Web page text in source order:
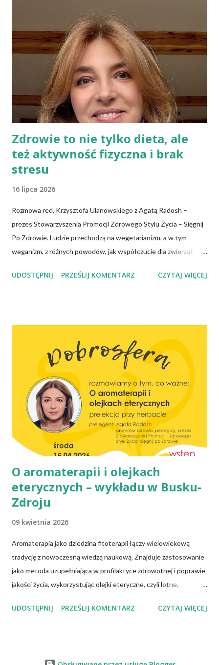
Wiele podobnych w treści informacji znajduje się także w
Internecie. Można spotkać nawet specjalistów, którzy mają
kompletnie odmienne spojrzenie na ten sam problem. To budzi
niepewność i brak zaufania do instytucji służby zdrowia, bowiem
społeczeństwo oczekuje konkretnych, jednolitych zaleceń.
Trzeba pamiętać, że każdego roku towarzystwa naukowe czy
grupy robocze z różnych dziedzin publikują...
Zdrowie to nie tylko dieta, ale
też aktywność fizyczna i brak
stresu
16 lipca 2026
Rozmowa red. Krzysztofa Ulanowskiego z Agatą Radosh –
prezes Stowarzyszenia Promocji Zdrowego Stylu Życia – Sięgnij
Po Zdrowie. Ludzie przechodzą na wegetarianizm, a w tym
weganizm, z różnych powodów, jak współczucie dla zwierząt,
Wiadomo, że czerwone mięso zwiększa ryzyko nowotworów,
wegetarianizm, a zwłaszcza weganizm, trzeba się liczyć z tym, że
wszystkie składniki będzie się skrupulatnie sumowało w
słupkach? – Nie ma takiej potrzeby – uspokaja Agata Radosh,
prezes Stowarzyszenia Promocji Zdrowego Stylu Życia – Sięgnij
Po Zdrowie. – Choć owszem, gdy chcemy nauczyć się podstaw
komponowania diety wegańskiej, możemy spisywać to, co
spożywamy, w jakich ilościach, jaką ma to wartość od...
UDOSTĘPNIJ PRZEŚLIJ KOMENTARZ CZYTAJ WIĘCEJ
O aromaterapii i olejkach
eterycznych – wykładu w Busku-
Zdroju
09 kwietnia 2026
Aromaterapia jako dziedzina fitoterapii łączy wielowiekową
tradycję z nowoczesną wiedzą naukową. Znajduje zastosowanie
jako metoda uzupełniająca w profilaktyce zdrowotnej i poprawie
jakości życia, wykorzystując olejki eteryczne, czyli lotne,
części roślin. Olejki te wykazują określone właściwości
UDOSTĘPNIJ PRZEŚLIJ KOMENTARZ CZYTAJ WIĘCEJ